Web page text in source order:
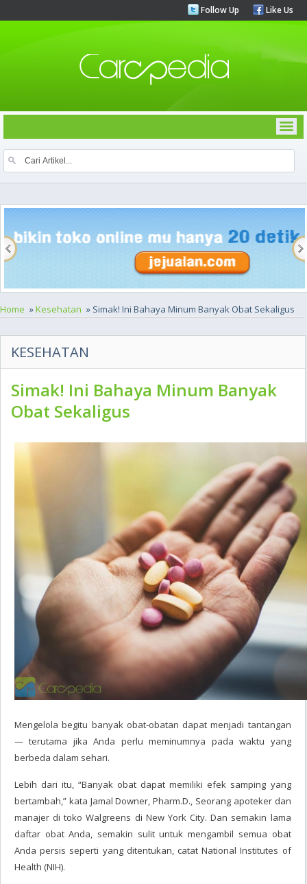
Follow Up Like Us
Home »Kesehatan » Simak! Ini Bahaya Minum Banyak Obat Sekaligus
KESEHATAN
Simak! Ini Bahaya Minum Banyak
Obat Sekaligus
Mengelola begitu banyak obat-obatan dapat menjadi tantangan
— terutama jika Anda perlu meminumnya pada waktu yang
berbeda dalam sehari.
Lebih dari itu, “Banyak obat dapat memiliki efek samping yang
bertambah,” kata Jamal Downer, Pharm.D., Seorang apoteker dan
manajer di toko Walgreens di New York City. Dan semakin lama
daftar obat Anda, semakin sulit untuk mengambil semua obat
Anda persis seperti yang ditentukan, catat National Institutes of
Health (NIH).